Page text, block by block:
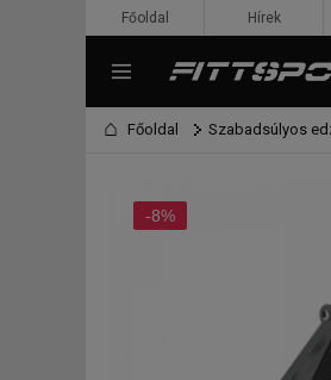
Főoldal Szabadsúlyos
-8%
Főoldal Hírek